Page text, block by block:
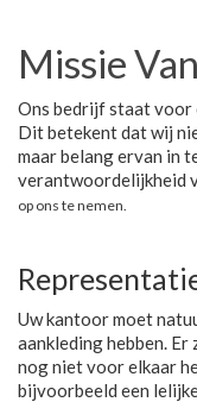
Missie
Ons bedrijf staat voor
Dit betekent dat wij
maar belang ervan in
verantwoordelijkheid
op ons te nemen.
Uw kantoor moet
aankleding hebben.
nog niet voor elkaar
bijvoorbeeld een